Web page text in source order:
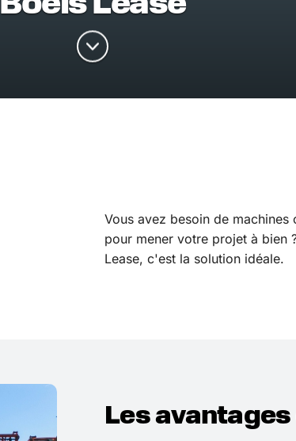
Vous avez besoin de
pour mener votre projet à bien
Lease, c'est la solution idéale.
Les avantages